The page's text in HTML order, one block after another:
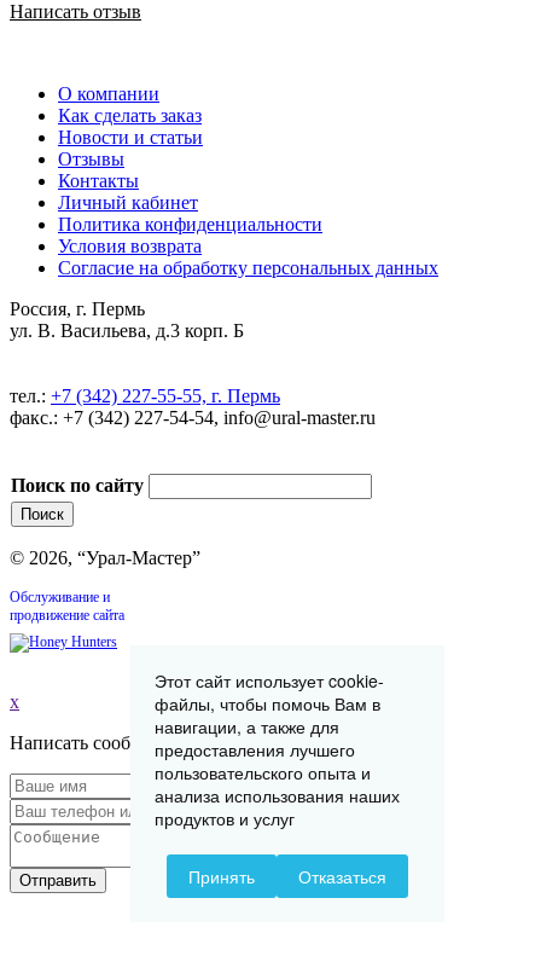
Написать отзыв
О компании
Как сделать заказ
Новости и статьи
Отзывы
Контакты
Личный кабинет
Политика конфиденциальности
Условия возврата
Согласие на обработку персональных данных
Россия, г. Пермь
ул. В. Васильева, д.3 корп. Б
тел.: +7 (342) 227-55-55, г. Пермь
факс.: +7 (342) 227-54-54, info@ural-master.ru
Поиск по сайту
© 2026, “Урал-Мастер”
Обслуживание и
продвижение сайта
x
Написать сообщение
Отправить
Этот сайт использует cookie-
файлы, чтобы помочь Вам в
навигации, а также для
предоставления лучшего
пользовательского опыта и
анализа использования наших
продуктов и услуг
Принять Отказаться